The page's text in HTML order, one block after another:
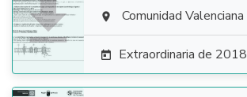
  Comunidad Valenciana
 Extraordinaria de 2018